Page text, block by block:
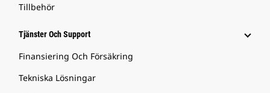
Tillbehör
Tjänster Och Support
Finansiering Och Försäkring
Tekniska Lösningar